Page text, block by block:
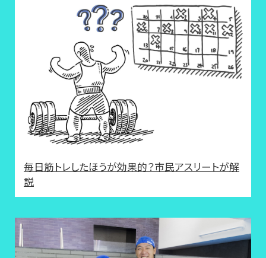
毎日筋トレしたほうが効果的？市民アスリートが解
説